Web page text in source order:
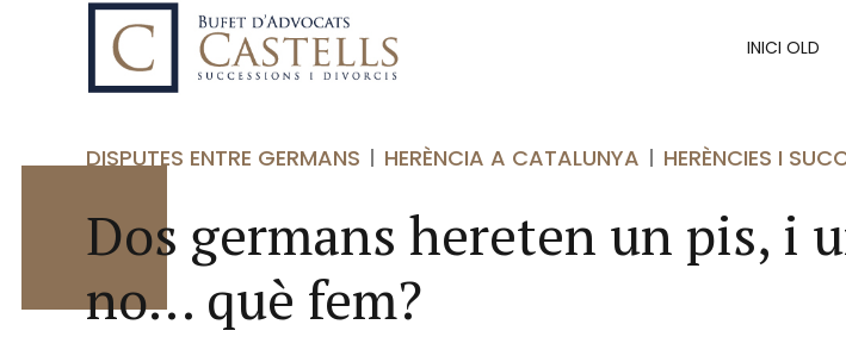
INICI OLD
DISPUTES ENTRE GERMANS HERÈNCIA A CATALUNYA HERÈNCIES I
Dos germans hereten un pis, i
no… què fem?